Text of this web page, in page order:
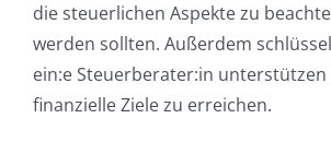
die steuerlichen Aspekte zu
werden sollten. Außerdem
ein:e Steuerberater:in unterstützen
finanzielle Ziele zu erreichen.